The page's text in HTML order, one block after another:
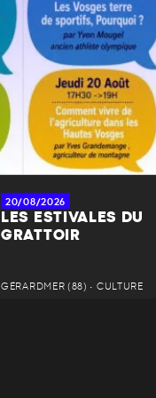
20/08/2026
LES ESTIVALES DU
GRATTOIR
GÉRARDMER (88) • CULTURE